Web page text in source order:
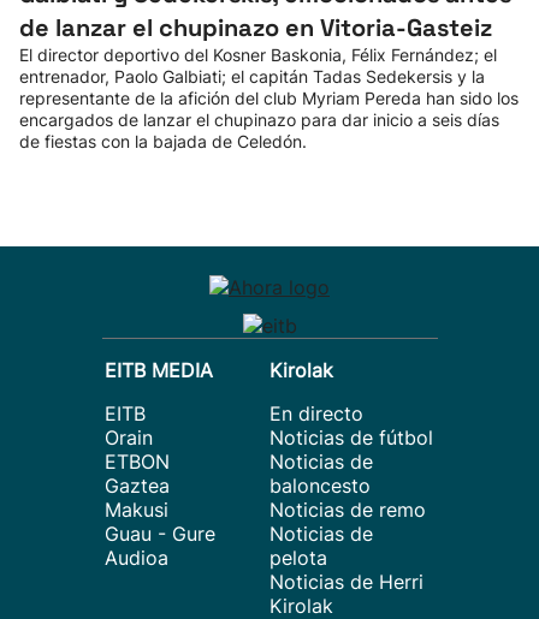
de lanzar el chupinazo en Vitoria-Gasteiz
El director deportivo del Kosner Baskonia, Félix Fernández; el
entrenador, Paolo Galbiati; el capitán Tadas Sedekersis y la
representante de la afición del club Myriam Pereda han sido los
encargados de lanzar el chupinazo para dar inicio a seis días
de fiestas con la bajada de Celedón.
EITB MEDIA
EITB
Orain
ETBON
Gaztea
Makusi
Guau - Gure
Audioa
Kirolak
En directo
Noticias de fútbol
Noticias de
baloncesto
Noticias de remo
Noticias de
pelota
Noticias de Herri
Kirolak